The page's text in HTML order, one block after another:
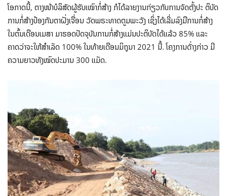
ໂອກາດນີ້, ຕາງໜ້າບໍລິສັດຜູ້ຮັບເໝົາກໍ່ສ້າງ ກໍໄດ້ລາຍງານກ່ຽວກັບການຈັດຕັ້ງປະ ຕິບັດ
ການກໍ່ສ້າງປ້ອງກັນຕາຝັ່ງເຈື່ອນ ວັດພຣະທາດຕູມພະວັງ ເຊິ່ງໄດ້ເລີ່ມລົງມືການກໍ່ສ້າງ
ໃນຕົ້ນເດືອນເມສາ ມາຮອດປັດຈຸບັນການກໍ່ສ້າງແມ່ນປະຕິບັດໄດ້ແລ້ວ 85% ແລະ
ຄາດວ່າຈະໃຫ້ສຳເລັດ 100% ໃນທ້າຍເດືອນມິຖຸນາ 2021 ນີ້. ໂຄງການດັ່າງກ່າວ ມີ
ຄວາມຍາວທັງໝົດປະມານ 300 ແມັດ.